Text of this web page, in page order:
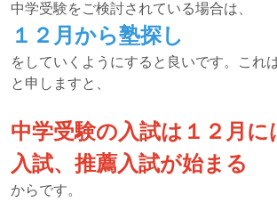
中学受験をご検討されている場合は、
１２月から塾探し
をしていくようにすると良いです。これ
と申しますと、
中学受験の入試は１２月に
入試、推薦入試が始まる
からです。